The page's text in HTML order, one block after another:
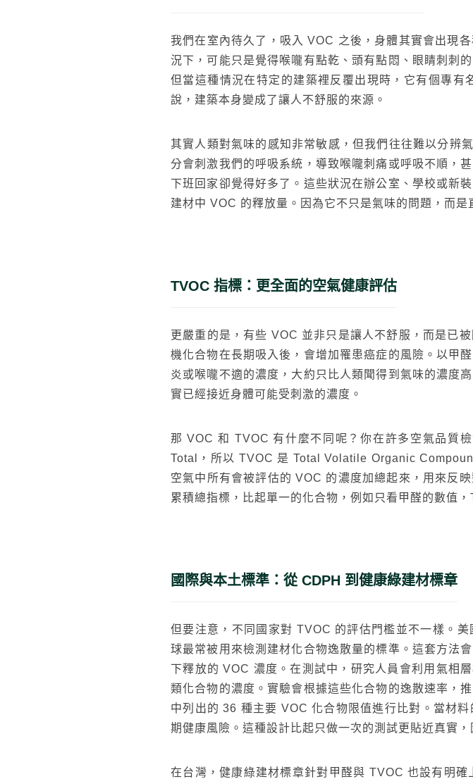
太格AI報你知 隔音建材 ESG 碳足跡
我們在室內待久了，吸入 VOC 之後，身體其實會出現
況下，可能只是覺得喉嚨有點乾、頭有點悶、眼睛刺刺
但當這種情況在特定的建築裡反覆出現時，它有個專
說，建築本身變成了讓人不舒服的來源。
其實人類對氣味的感知非常敏感，但我們往往難以分辨
分會刺激我們的呼吸系統，導致喉嚨刺痛或呼吸不順，
下班回家卻覺得好多了。這些狀況在辦公室、學校或新
建材中 VOC 的釋放量。因為它不只是氣味的問題，而是
TVOC 指標：更全面的空氣健康評估
更嚴重的是，有些 VOC 並非只是讓人不舒服，而是已
機化合物在長期吸入後，會增加罹患癌症的風險。以甲
炎或喉嚨不適的濃度，大約只比人類聞得到氣味的濃度
實已經接近身體可能受刺激的濃度。
那 VOC 和 TVOC 有什麼不同呢？你在許多空氣品質
Total，所以 TVOC 是 Total Volatile Organic
空氣中所有會被評估的 VOC 的濃度加總起來，用來反
累積總指標，比起單一的化合物，例如只看甲醛的數值
國際與本土標準：從 CDPH 到健康綠建材標章
但要注意，不同國家對 TVOC 的評估門檻並不一樣。
球最常被用來檢測建材化合物逸散量的標準。這套方法
下釋放的 VOC 濃度。在測試中，研究人員會利用氣相
類化合物的濃度。實驗會根據這些化合物的逸散速率，
中列出的 36 種主要 VOC 化合物限值進行比對。當材
期健康風險。這種設計比起只做一次的測試更貼近真實
在台灣，健康綠建材標章針對甲醛與 TVOC 也設有明